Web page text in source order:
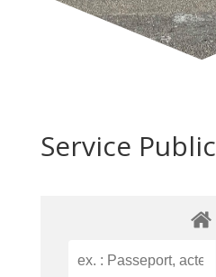
Service Public